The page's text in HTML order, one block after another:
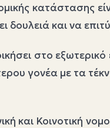
κατάστασης
και να
στο
γονέα με τα
και Κοινοτική